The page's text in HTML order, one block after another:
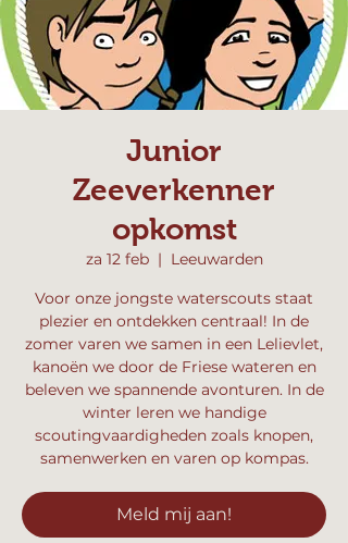
Junior
Zeeverkenner
opkomst
za 12 feb
  |
Leeuwarden
Voor onze jongste waterscouts staat
plezier en ontdekken centraal! In de
zomer varen we samen in een Lelievlet,
kanoën we door de Friese wateren en
beleven we spannende avonturen. In de
winter leren we handige
scoutingvaardigheden zoals knopen,
samenwerken en varen op kompas.
Meld mij aan!